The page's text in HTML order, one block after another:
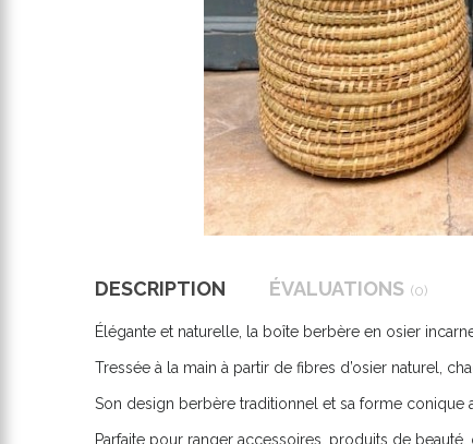
DESCRIPTION ÉVALUATIONS (0)
Élégante et naturelle, la boîte berbère en osier
Tressée à la main à partir de fibres d’osier naturel,
Son design berbère traditionnel et sa forme conique
Parfaite pour ranger accessoires, produits de